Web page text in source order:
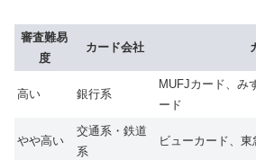
審査難易
度
カード会社
高い 銀行系
MUFJカード、み
ード
やや高い
交通系・鉄道
系
ビューカード、東